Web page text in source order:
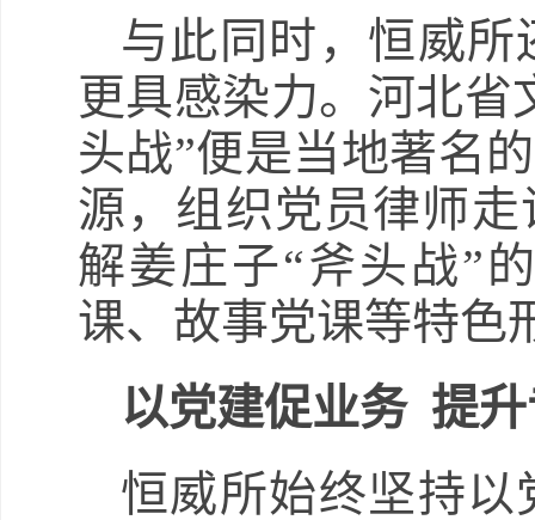
与此同时，恒威
更具感染力。河北省
头战”便是当地著名
源，组织党员律师
解姜庄子“斧头战”
课、故事党课等特色
以党建促业务 提
恒威所始终坚持